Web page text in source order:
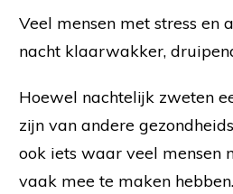
Veel mensen met stress en
nacht klaarwakker,
Hoewel nachtelijk zweten
zijn van andere
ook iets waar veel mensen
vaak mee te maken hebben.